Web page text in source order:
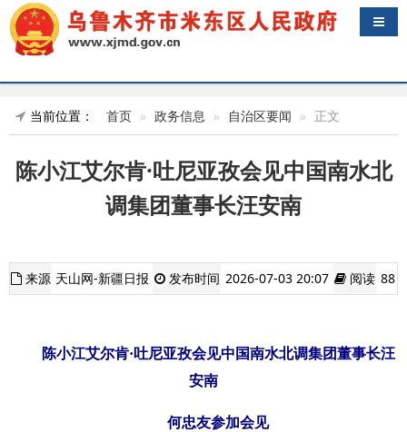
导航
当前位置： 首页 政务信息 自治区要闻 正文
陈小江艾尔肯·吐尼亚孜会见中国南水北
调集团董事长汪安南
来源 天山网-新疆日报 发布时间 2026-07-03 20:07 阅读 88
陈小江艾尔肯·吐尼亚孜会见中国南水北调集团董事长汪
安南
何忠友参加会见